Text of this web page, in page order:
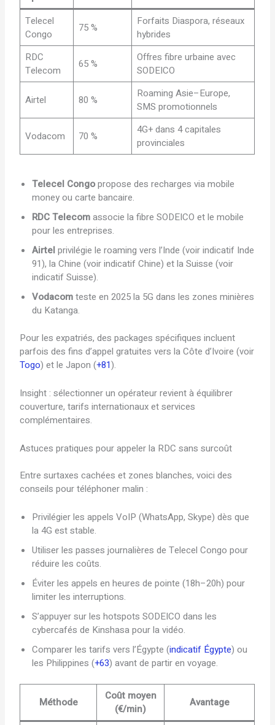
Telecel
Congo
75 %
Forfaits Diaspora, réseaux
hybrides
RDC
Telecom
65 %
Offres fibre urbaine avec
SODEICO
Airtel 80 %
Roaming Asie–Europe,
SMS promotionnels
Vodacom 70 %
4G+ dans 4 capitales
provinciales
Telecel Congopropose des recharges via mobile
money ou carte bancaire.
RDC Telecomassocie la fibre SODEICO et le mobile
pour les entreprises.
Airtelprivilégie le roaming vers l’Inde (voir indicatif Inde
91), la Chine (voir indicatif Chine) et la Suisse (voir
indicatif Suisse).
Vodacomteste en 2025 la 5G dans les zones minières
du Katanga.
Pour les expatriés, des packages spécifiques incluent
parfois des fins d’appel gratuites vers la Côte d’Ivoire (voir
Togo) et le Japon (+81).
Insight : sélectionner un opérateur revient à équilibrer
couverture, tarifs internationaux et services
complémentaires.
Astuces pratiques pour appeler la RDC sans surcoût
Entre surtaxes cachées et zones blanches, voici des
conseils pour téléphoner malin :
Privilégier les appels VoIP (WhatsApp, Skype) dès que
la 4G est stable.
Utiliser les passes journalières de Telecel Congo pour
réduire les coûts.
Éviter les appels en heures de pointe (18h–20h) pour
limiter les interruptions.
S’appuyer sur les hotspots SODEICO dans les
cybercafés de Kinshasa pour la vidéo.
Comparer les tarifs vers l’Égypte (indicatif Égypte) ou
les Philippines (+63) avant de partir en voyage.
Méthode
Coût moyen
(€/min)
Avantage